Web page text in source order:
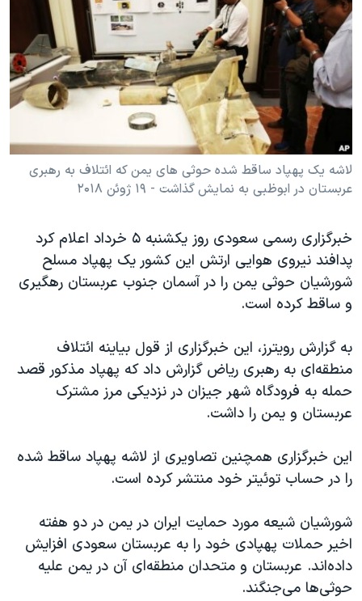
فرهنگ و زندگی
حقوق شهروندی
اقتصادی
علم و فناوری
اسرائیل در جنگ
آرشیو پخش زنده
مستندها
انتخابات ریاست جمهوری آمریکا ۲۰۲۴
حمله جمهوری اسلامی به اسرائیل
رمز مهسا
ورزش زنان در ایران
مجموعه مستندهای دادخواهی
دادگاه حمید نوری
چهل سال گروگان‌گیری
قانون شفافیت دارائی کادر رهبری ایران
اسرائیل در جنگ
نرگس محمدی برنده جایزه نوبل صلح
همایش محافظه‌کاران آمریکا «سی‌پک»
صفحه‌های ویژه
سفر پرزیدنت ترامپ به چین
دنبال کنید
زبانهای مختلف
لاشه یک پهپاد ساقط شده حوثی های یمن که ائتلاف به رهبری
عربستان در ابوظبی به نمایش گذاشت - ۱۹ ژوئن ۲۰۱۸
خبرگزاری رسمی سعودی روز یکشنبه ۵ خرداد اعلام کرد
پدافند نیروی هوایی ارتش این کشور یک پهپاد مسلح
شورشیان حوثی یمن را در آسمان جنوب عربستان رهگیری
و ساقط کرده است.
به گزارش رویترز، این خبرگزاری از قول بیاینه ائتلاف
منطقه‌ای به رهبری ریاض گزارش داد که پهپاد مذکور قصد
حمله به فرودگاه شهر جیزان در نزدیکی مرز مشترک
عربستان و یمن را داشت.
این خبرگزاری همچنین تصاویری از لاشه پهپاد ساقط شده
را در حساب توئیتر خود منتشر کرده است.
شورشیان شیعه مورد حمایت ایران در یمن در دو هفته
اخیر حملات پهپادی خود را به عربستان سعودی افزایش
داده‌اند. عربستان و متحدان منطقه‌ای آن در یمن علیه
حوثی‌ها می‌جنگند.